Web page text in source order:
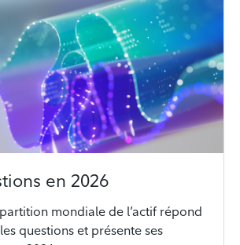
en 2026
mondiale de l’actif répond
questions et présente ses